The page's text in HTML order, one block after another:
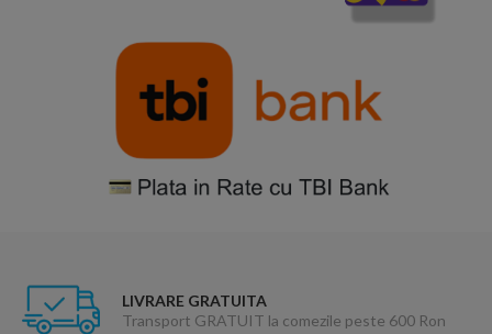
LIVRARE GRATUITA
Transport GRATUIT la comezile peste 600 Ron